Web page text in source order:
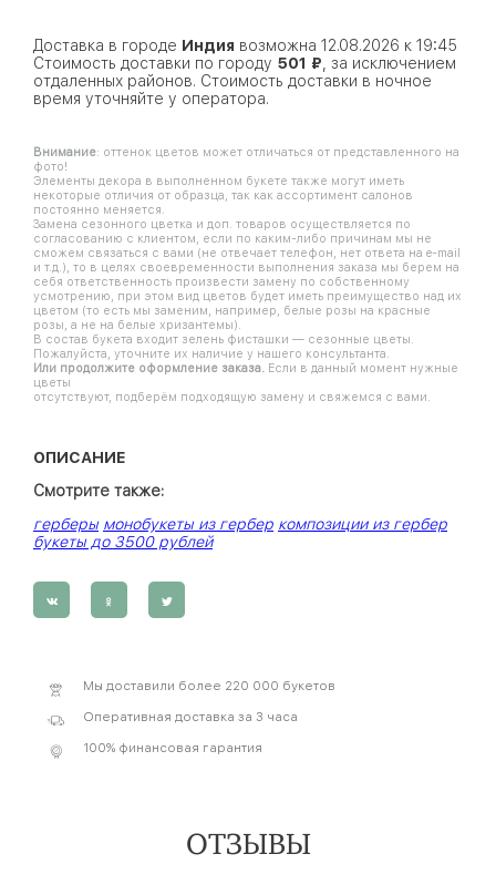
Доставка в городе Индия возможна 12.08.2026 к 19:45
Стоимость доставки по городу 501 ₽ , за исключением
отдаленных районов. Стоимость доставки в ночное
время уточняйте у оператора.
Внимание: оттенок цветов может отличаться от представленного на
фото!
Элементы декора в выполненном букете также могут иметь
некоторые отличия от образца, так как ассортимент салонов
постоянно меняется.
Замена сезонного цветка и доп. товаров осуществляется по
согласованию с клиентом, если по каким-либо причинам мы не
сможем связаться с вами (не отвечает телефон, нет ответа на e-mail
и т.д.), то в целях своевременности выполнения заказа мы берем на
себя ответственность произвести замену по собственному
усмотрению, при этом вид цветов будет иметь преимущество над их
цветом (то есть мы заменим, например, белые розы на красные
розы, а не на белые хризантемы).
В состав букета входит зелень фисташки — сезонные цветы.
Пожалуйста, уточните их наличие у нашего консультанта.
Или продолжите оформление заказа. Если в данный момент нужные
цветы
отсутствуют, подберём подходящую замену и свяжемся с вами.
ОПИСАНИЕ
Смотрите также:
герберы монобукеты из гербер композиции из гербер
букеты до 3500 рублей
Мы доставили более 220 000 букетов
Оперативная доставка за 3 часа
100% финансовая гарантия
ОТЗЫВЫ